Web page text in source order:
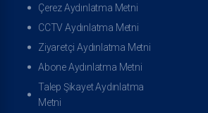
Tesisler Dairesi Başkanlığı
Genel Müdür Yardımcısı - 3
Çerez Aydınlatma Metni
CCTV Aydınlatma Metni
Ziyaretçi Aydınlatma Metni
Abone Aydınlatma Metni
Talep Şikayet Aydınlatma
Metni